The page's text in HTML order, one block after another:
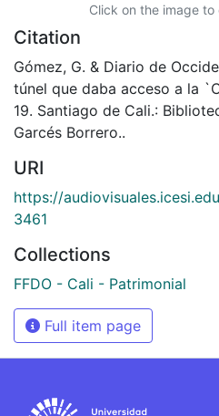
Click on the image
Citation
Gómez, G. & Diario de
túnel que daba acceso a la
19. Santiago de Cali.:
Garcés Borrero..
URI
https://
3461
Collections
FFDO - Cali - Patrimonial
Full item page